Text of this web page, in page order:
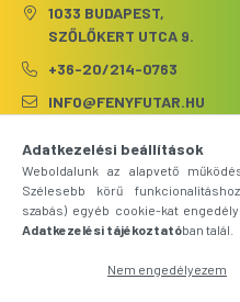
1033 BUDAPEST,
SZŐLŐKERT UTCA 9.
+36-20/214-0763
INFO@FENYFUTAR.HU
Adatkezelési beállítások
Weboldalunk az alapvető
Szélesebb körű
szabás) egyéb cookie-kat
Adatkezelési tájékoztatóban talál.
Nem engedélyezem